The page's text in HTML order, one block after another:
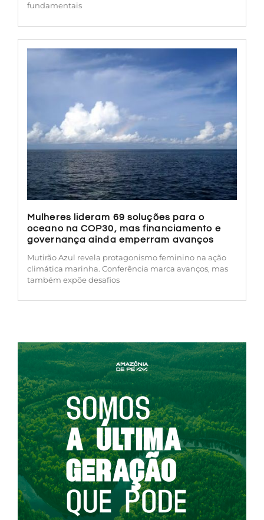
fundamentais
Mulheres lideram 69 soluções para o
oceano na COP30, mas financiamento e
governança ainda emperram avanços
Mutirão Azul revela protagonismo feminino na ação
climática marinha. Conferência marca avanços, mas
também expõe desafios